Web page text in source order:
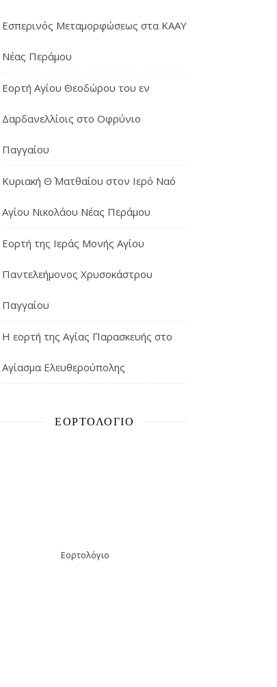
Εσπερινός Μεταμορφώσεως στα ΚΑΑΥ
Νέας Περάμου
Εορτή Αγίου Θεοδώρου του εν
Δαρδανελλίοις στο Οφρύνιο
Παγγαίου
Κυριακή Θ΄ Ματθαίου στον Ιερό Ναό
Αγίου Νικολάου Νέας Περάμου
Εορτή της Ιεράς Μονής Αγίου
Παντελεήμονος Χρυσοκάστρου
Παγγαίου
Η εορτή της Αγίας Παρασκευής στο
Αγίασμα Ελευθερούπολης
ΕΟΡΤΟΛΌΓΙΟ
Εορτολόγιο